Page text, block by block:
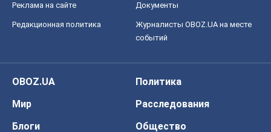
Реклама на сайте Документы
Редакционная политика
Журналисты OBOZ.UA на месте
событий
OBOZ.UA
Политика
Мир
Расследования
Блоги
Общество